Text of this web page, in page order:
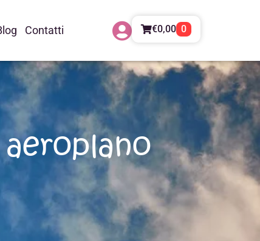
Contatti €0,00 0